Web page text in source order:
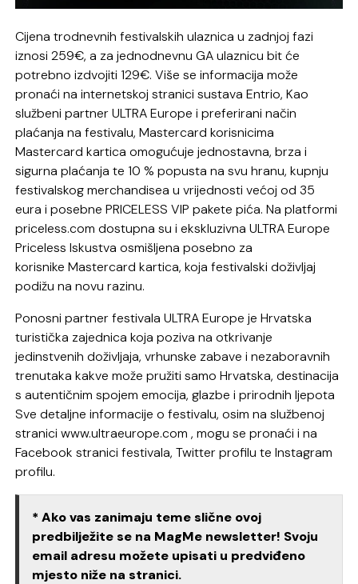
Cijena trodnevnih festivalskih ulaznica u zadnjoj fazi
iznosi 259€, a za jednodnevnu GA ulaznicu bit će
potrebno izdvojiti 129€. Više se informacija može
pronaći na internetskoj stranici sustava Entrio, Kao
službeni partner ULTRA Europe i preferirani način
plaćanja na festivalu, Mastercard korisnicima
Mastercard kartica omogućuje jednostavna, brza i
sigurna plaćanja te 10 % popusta na svu hranu, kupnju
festivalskog merchandisea u vrijednosti većoj od 35
eura i posebne PRICELESS VIP pakete pića. Na platformi
priceless.com dostupna su i ekskluzivna ULTRA Europe
Priceless Iskustva osmišljena posebno za
korisnike Mastercard kartica, koja festivalski doživljaj
podižu na novu razinu.
Ponosni partner festivala ULTRA Europe je Hrvatska
turistička zajednica koja poziva na otkrivanje
jedinstvenih doživljaja, vrhunske zabave i nezaboravnih
trenutaka kakve može pružiti samo Hrvatska, destinacija
s autentičnim spojem emocija, glazbe i prirodnih ljepota
Sve detaljne informacije o festivalu, osim na službenoj
stranici www.ultraeurope.com , mogu se pronaći i na
Facebook stranici festivala, Twitter profilu te Instagram
profilu.
* Ako vas zanimaju teme slične ovoj
predbilježite se na MagMe newsletter! Svoju
email adresu možete upisati u predviđeno
mjesto niže na stranici.